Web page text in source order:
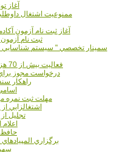
آغاز
ممنوعيت اشتغال
آغاز ثبت نام آزمون
ثبت نام
سمينار تخصصي " سيستم شناسايي
فعاليت بيش از 70 هزار عضو هيات علمي در دانشگاه آزاد
درخواست مجوز براي 150 رشته ارشد علوم پزشکي
40 راهکار
مهلت ثبت نمره
اشتغالزايي
تجليل
اعلام
حافظ
برگزاري